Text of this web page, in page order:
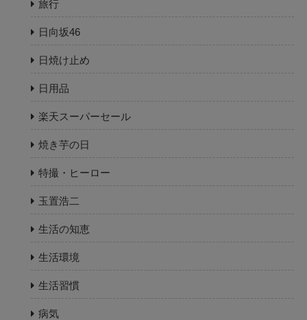
旅行
日向坂46
日焼け止め
日用品
楽天スーパーセール
焼き芋の日
特撮・ヒーロー
玉置浩二
生活の知恵
生活環境
生活習慣
病気